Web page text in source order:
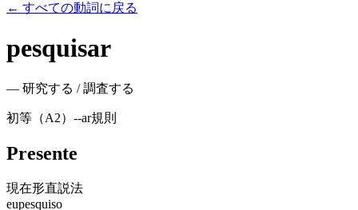
← すべての動詞に戻る
pesquisar
— 研究する / 調査する
初等（A2） --ar規則
Presente
現在形直説法
eupesquiso